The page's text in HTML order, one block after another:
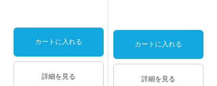
カートに入れる
詳細を見る
カートに入れる
詳細を見る